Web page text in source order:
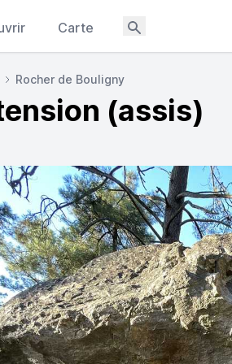
Carte
Rocher de Bouligny
(assis)